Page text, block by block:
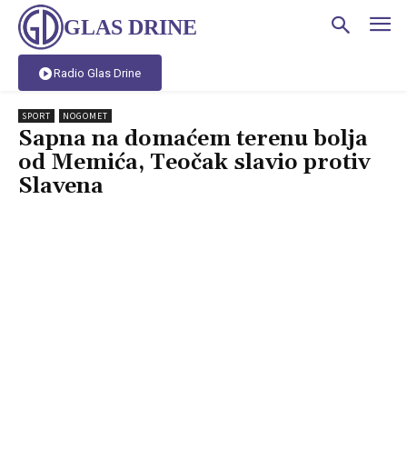
GLAS DRINE
Radio Glas Drine
SPORT NOGOMET
Sapna na domaćem terenu bolja
od Memića, Teočak slavio protiv
Slavena